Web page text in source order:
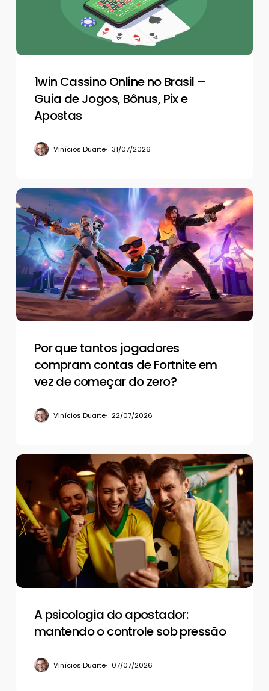
Jogos,
Apostas
1win Cassino Online no Brasil –
Guia de Jogos, Bônus, Pix e
Apostas
Vinícios Duarte 31/07/2026
Por
que
tantos
jogadores
compram
contas
de
Fortnite
em
começar
Por que tantos jogadores
compram contas de Fortnite em
vez de começar do zero?
Vinícios Duarte 22/07/2026
A
psicologia
do
apostador:
mantendo
o
controle
pressão
A psicologia do apostador:
mantendo o controle sob pressão
Vinícios Duarte 07/07/2026